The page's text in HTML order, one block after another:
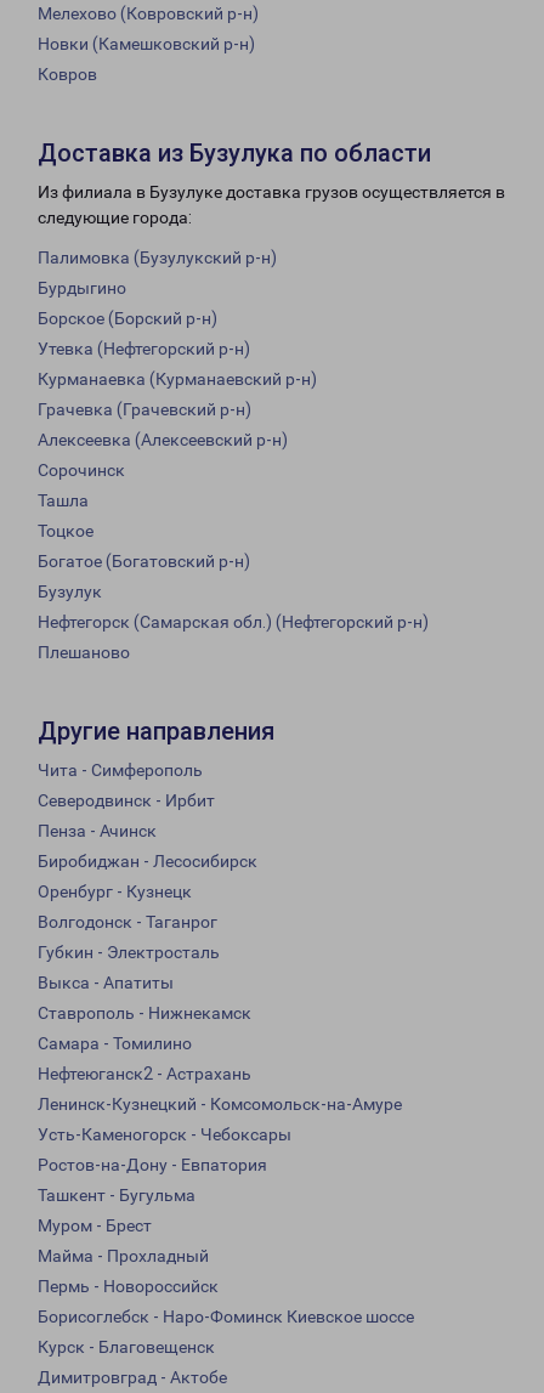
Мелехово (Ковровский р-н)
Новки (Камешковский р-н)
Ковров
Доставка из Бузулука по области
Из филиала в Бузулуке доставка грузов осуществляется в
следующие города:
Палимовка (Бузулукский р-н)
Бурдыгино
Борское (Борский р-н)
Утевка (Нефтегорский р-н)
Курманаевка (Курманаевский р-н)
Грачевка (Грачевский р-н)
Алексеевка (Алексеевский р-н)
Сорочинск
Ташла
Тоцкое
Богатое (Богатовский р-н)
Бузулук
Нефтегорск (Самарская обл.) (Нефтегорский р-н)
Плешаново
Другие направления
Чита - Симферополь
Северодвинск - Ирбит
Пенза - Ачинск
Биробиджан - Лесосибирск
Оренбург - Кузнецк
Волгодонск - Таганрог
Губкин - Электросталь
Выкса - Апатиты
Ставрополь - Нижнекамск
Самара - Томилино
Нефтеюганск2 - Астрахань
Ленинск-Кузнецкий - Комсомольск-на-Амуре
Усть-Каменогорск - Чебоксары
Ростов-на-Дону - Евпатория
Ташкент - Бугульма
Муром - Брест
Майма - Прохладный
Пермь - Новороссийск
Борисоглебск - Наро-Фоминск Киевское шоссе
Курск - Благовещенск
Димитровград - Актобе